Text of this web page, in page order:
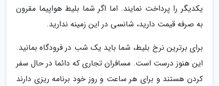
یکدیگر را پرداخت نمایند. اما اگر شما بلیط هواپیما مقرون
به صرفه قیمت دارید، شانسی در این زمینه ندارید.
برای برترین نرخ بلیط، شما باید یک شب در فرودگاه بمانید.
این هنوز درست است. مسافران تجاری که دائما در حال سفر
کردن هستند و برای هر ساعت و روز خود برنامه ریزی دارند